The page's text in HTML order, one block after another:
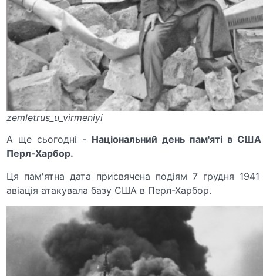
zemletrus_u_virmeniyi
А ще сьогодні - Національний день пам'яті в
Перл-Харбор.
Ця пам'ятна дата присвячена подіям 7 грудня
авіація атакувала базу США в Перл-Харбор.